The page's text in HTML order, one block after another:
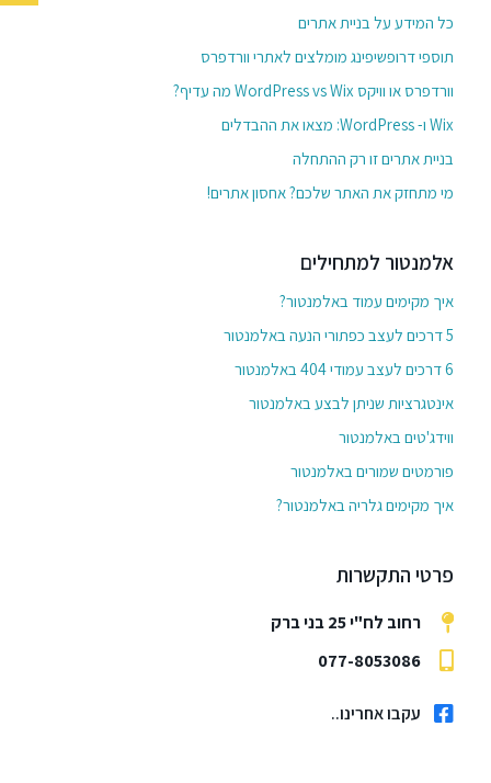
כל המידע על בניית אתרים
תוספי דרופשיפינג מומלצים לאתרי וורדפרס
וורדפרס או וויקס WordPress vs Wix מה עדיף?
Wix ו- WordPress: מצאו את ההבדלים
בניית אתרים זו רק ההתחלה
מי מתחזק את האתר שלכם? אחסון אתרים!
אלמנטור למתחילים
איך מקימים עמוד באלמנטור?
5 דרכים לעצב כפתורי הנעה באלמנטור
6 דרכים לעצב עמודי 404 באלמנטור
אינטגרציות שניתן לבצע באלמנטור
ווידג'טים באלמנטור
פורמטים שמורים באלמנטור
איך מקימים גלריה באלמנטור?
פרטי התקשרות
רחוב לח"י 25 בני ברק
077-8053086
עקבו אחרינו..